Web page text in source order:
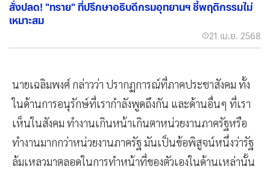
สั่งปลด! "ทราย" ที่ปรึกษาอธิบดีกรมอุทยานฯ ชี้พฤติกรรมไม่
เหมาะสม
21 เม.ย. 2568
นายเฉลิมพงศ์ กล่าวว่า ปรากฏการณ์ที่ภาคประชาสังคม ทั้ง
ในด้านการอนุรักษ์ที่เรากำลังพูดถึงกัน และด้านอื่นๆ ที่เรา
เห็นในสังคม ทำงานเกินหน้าเกินตาหน่วยงานภาครัฐหรือ
ทำงานมากกว่าหน่วยงานภาครัฐ มันเป็นข้อพิสูจน์หนึ่งว่ารัฐ
ล้มเหลวมาตลอดในการทำหน้าที่ของตัวเองในด้านเหล่านั้น